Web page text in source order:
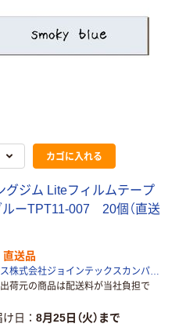
カゴに入れる
グジム Liteフィルムテープ
ルーTPT11-007 20個（直送
直送品
プラス株式会社ジョインテックスカンパニー
荷元の商品は配送料が当社負担で
け日 8月25日（火）まで